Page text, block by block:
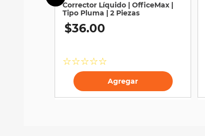
Corrector Líquido | OfficeMax |
Tipo Pluma | 2 Piezas
$36.00
☆☆☆☆☆
Agregar